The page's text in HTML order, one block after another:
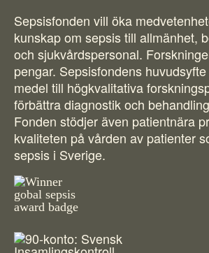
Sepsisfonden vill öka
kunskap om sepsis till allmänhet,
och sjukvårdspersonal.
pengar. Sepsisfondens
medel till högkvalitativa
förbättra diagnostik och
Fonden stödjer även patientnära
kvaliteten på vården av patienter
sepsis i Sverige.